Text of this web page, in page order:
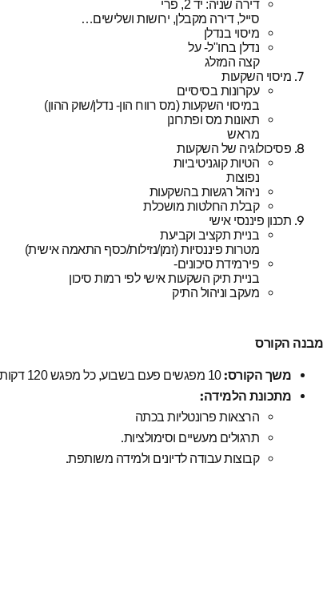
דירה שניה: יד 2, פרי
סייל, דירה מקבלן, ירושות ושלישים…
מיסוי בנדלן
נדלן בחו"ל- על
קצה המזלג
מיסוי השקעות
עקרונות בסיסיים
במיסוי השקעות (מס רווח הון- נדלן/שוק ההון)
תאונות מס ופתרונן
מראש
פסיכולוגיה של השקעות
הטיות קוגניטיביות
נפוצות
ניהול רגשות בהשקעות
קבלת החלטות מושכלת
תכנון פיננסי אישי
בניית תקציב וקביעת
מטרות פיננסיות (זמן/נזילות/כסף התאמה אישית)
פירמידת סיכונים-
בניית תיק השקעות אישי לפי רמות סיכון
מעקב וניהול התיק
מבנה הקורס
משך הקורס:
10 מפגשים פעם בשבוע, כל מפגש 120 דקות
מתכונת הלמידה:
הרצאות פרונטליות בכתה
תרגולים מעשיים וסימולציות.
קבוצות עבודה לדיונים ולמידה משותפת.